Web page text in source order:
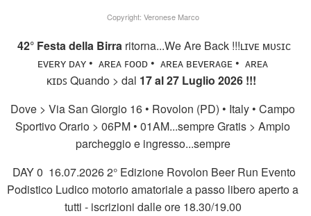
Copyright: Veronese Marco
42° Festa della Birra ritorna...We Are Back !!!ʟɪᴠᴇ ᴍᴜꜱɪᴄ
ᴇᴠᴇʀʏ ᴅᴀʏ • ᴀʀᴇᴀ ꜰᴏᴏᴅ • ᴀʀᴇᴀ ʙᴇᴠᴇʀᴀɢᴇ • ᴀʀᴇᴀ
ᴋɪᴅꜱ Quando > dal 17 al 27 Luglio 2026 !!!
Dove > Via San Giorgio 16 • Rovolon (PD) • Italy • Campo
Sportivo Orario > 06PM • 01AM...sempre Gratis > Ampio
parcheggio e ingresso...sempre
DAY 0 16.07.2026 2° Edizione Rovolon Beer Run Evento
Podistico Ludico motorio amatoriale a passo libero aperto a
tutti - iscrizioni dalle ore 18.30/19.00